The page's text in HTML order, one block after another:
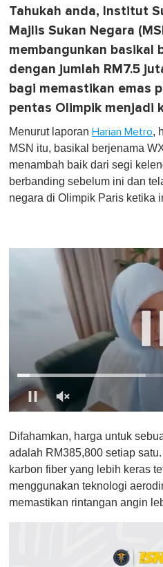
Tahukah anda, Institut
Majlis Sukan Negara
membangunkan basikal
dengan jumlah RM7.5
bagi memastikan emas
pentas Olimpik menjadi
Menurut laporan Harian Metro,
MSN itu, basikal berjenama
menambah baik dari segi
berbanding sebelum ini dan
negara di Olimpik Paris ketika
f
1
i
n
t
Difahamkan, harga untuk
adalah RM385,800 setiap
karbon fiber yang lebih keras
menggunakan teknologi
memastikan rintangan angin